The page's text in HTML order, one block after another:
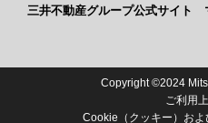
三井不動産グループ公式サイト
Copyright ©2024
ご利用
Cookie（クッキー）お